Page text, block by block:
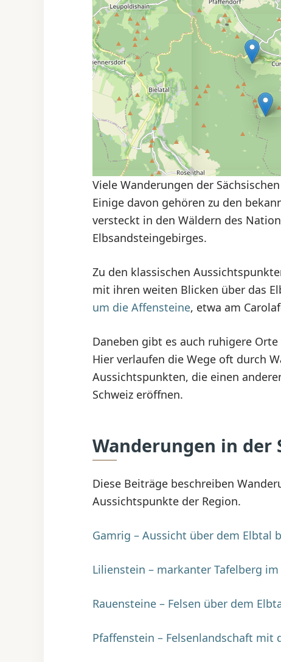
Viele Wanderungen der
Einige davon gehören zu den
versteckt in den Wäldern des
Elbsandsteingebirges.
Zu den klassischen
mit ihren weiten Blicken über das
um die Affensteine, etwa am
Daneben gibt es auch ruhigere
Hier verlaufen die Wege oft durch
Aussichtspunkten, die einen
Schweiz eröffnen.
Wanderungen in der
Diese Beiträge beschreiben
Aussichtspunkte der Region.
Gamrig – Aussicht über dem Elbtal
Lilienstein – markanter Tafelberg im
Rauensteine – Felsen über dem
Pfaffenstein – Felsenlandschaft mit